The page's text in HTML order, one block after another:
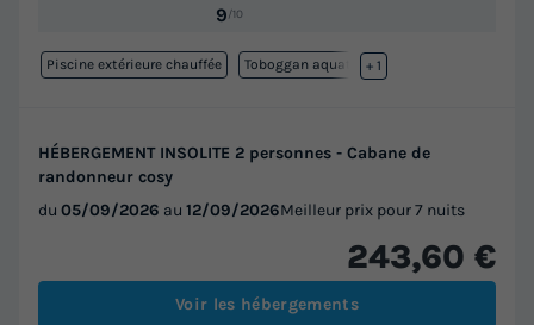
9/10
Piscine extérieure chauffée Toboggan aquatique
+ 1
HÉBERGEMENT INSOLITE 2 personnes - Cabane de
randonneur cosy
du 05/09/2026 au 12/09/2026Meilleur prix pour 7 nuits
243,60 €
Voir les hébergements